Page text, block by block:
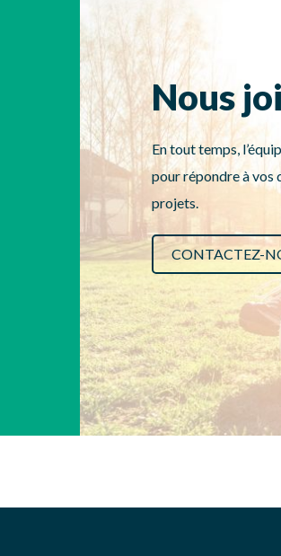
Nous
En tout temps,
pour répondre à vos
projets.
CONTACTEZ-